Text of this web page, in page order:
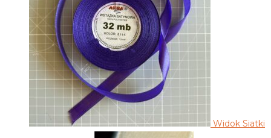
Widok Siatki